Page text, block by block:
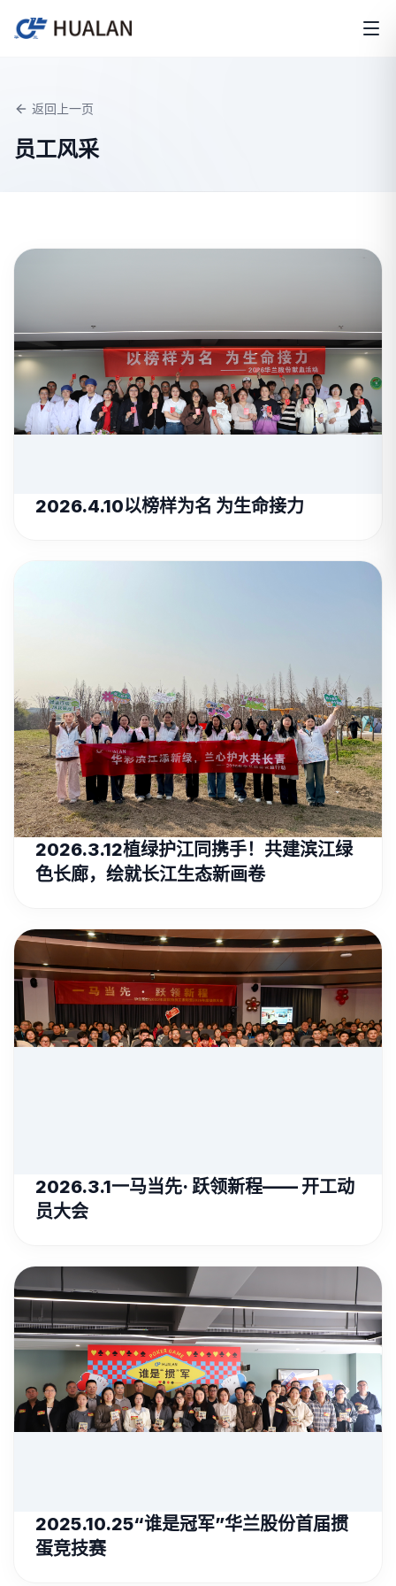
返回上一页
员工风采
2026.4.10以榜样为名 为生命接力
2026.3.12植绿护江同携手！共建滨江绿
色长廊，绘就长江生态新画卷
2026.3.1一马当先· 跃领新程—— 开工动
员大会
2025.10.25“谁是冠军”华兰股份首届掼
蛋竞技赛